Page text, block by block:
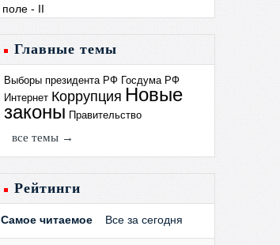
Главные темы
Выборы президента РФ Госдума РФ
Интернет Коррупция Новые
законы Правительство
все темы →
Рейтинги
Самое читаемое Все за сегодня